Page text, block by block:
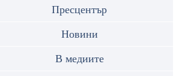
Пресцентър
Новини
В медиите